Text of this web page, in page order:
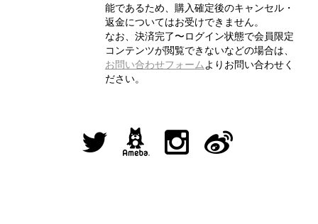
能であるため、購入確定後のキャンセル・
返金についてはお受けできません。
なお、決済完了〜ログイン状態で会員限定
コンテンツが閲覧できないなどの場合は、
お問い合わせフォーム よりお問い合わせく
ださい。